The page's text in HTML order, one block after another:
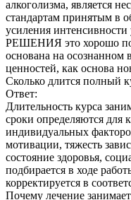
алкоголизма, является
стандартам принятым в
усиления
РЕШЕНИЯ это хорошо
основана на осознанном
ценностей, как основа
Сколько длится полный
Ответ:
Длительность курса
сроки определяются для
индивидуальных
мотивации, тяжесть
состояние здоровья,
подбирается в ходе
корректируется в
Почему лечение